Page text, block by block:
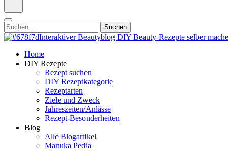
Suchen
nach:
Manuka Magic – Natürlich schön:
Dein persönlicher interaktiver DIY Beautyblog
Home
DIY Rezepte
Rezept suchen
DIY Rezeptkategorie
Rezeptarten
Ziele und Zweck
Jahreszeiten/Anlässe
Rezept-Besonderheiten
Blog
Alle Blogartikel
Manuka Pedia